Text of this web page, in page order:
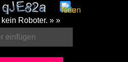
kein Roboter. » »